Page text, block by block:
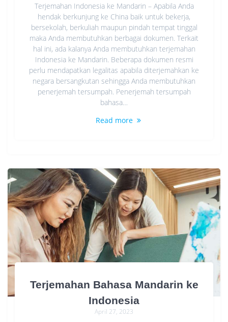
Terjemahan Indonesia ke Mandarin – Apabila Anda
hendak berkunjung ke China baik untuk bekerja,
bersekolah, berkuliah maupun pindah tempat tinggal
maka Anda membutuhkan berbagai dokumen. Terkait
hal ini, ada kalanya Anda membutuhkan terjemahan
Indonesia ke Mandarin. Beberapa dokumen resmi
perlu mendapatkan legalitas apabila diterjemahkan ke
negara bersangkutan sehingga Anda membutuhkan
penerjemah tersumpah. Penerjemah tersumpah
bahasa…
Read more
Terjemahan Bahasa Mandarin ke
Indonesia
April 27, 2023